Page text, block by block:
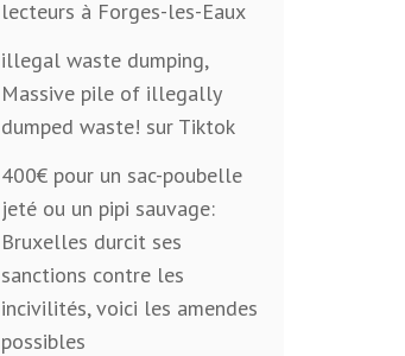
lecteurs à Forges-les-Eaux
illegal waste dumping,
Massive pile of illegally
dumped waste! sur Tiktok
400€ pour un sac-poubelle
jeté ou un pipi sauvage:
Bruxelles durcit ses
sanctions contre les
incivilités, voici les amendes
possibles